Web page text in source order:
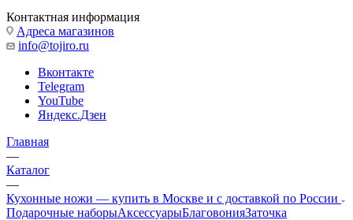
Контактная информация
Адреса магазинов
info@tojiro.ru
Вконтакте
Telegram
YouTube
Яндекс.Дзен
Главная
—
Каталог
—
Кухонные ножи — купить в Москве и с доставкой по России
Подарочные наборыАксессуарыБлаговонияЗаточка